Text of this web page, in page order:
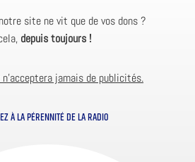
site ne vit que de vos dons ?
depuis toujours !
jamais de publicités.
À LA PÉRENNITÉ DE LA RADIO